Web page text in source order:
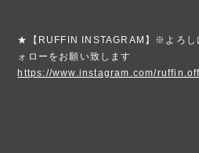
★【RUFFIN INSTAGRAM】※よろし
ォローをお願い致します
https://www.instagram.com/